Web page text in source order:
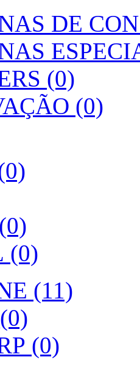
DE
(0)
(0)
(0)
(11)
(0)